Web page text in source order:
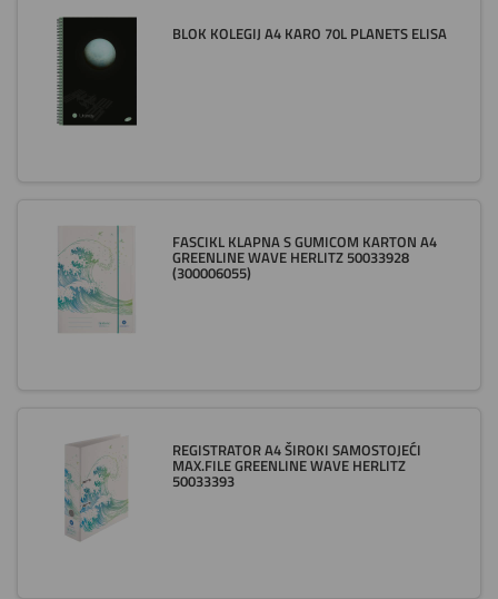
BLOK KOLEGIJ A4 KARO 70L PLANETS ELISA
FASCIKL KLAPNA S GUMICOM KARTON A4
GREENLINE WAVE HERLITZ 50033928
(300006055)
REGISTRATOR A4 ŠIROKI SAMOSTOJEĆI
MAX.FILE GREENLINE WAVE HERLITZ
50033393